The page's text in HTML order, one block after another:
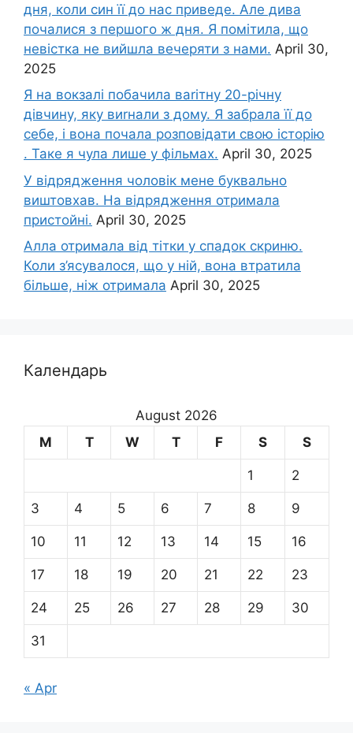
дня, коли син її до нас приведе. Але дива
почалися з першого ж дня. Я помітила, що
невістка не вийшла вечеряти з нами. April 30,
2025
Я на вокзалі побачила ваrітну 20-річну
дівчину, яку виrнали з дому. Я забрала її до
себе, і вона почала розповідати свою історію
. Таке я чула лише у фільмах. April 30, 2025
У відрядження чоловік мене буквально
виштовхав. На відрядження отримала
пристойні. April 30, 2025
Алла отримала від тітки у спадок скриню.
Коли з’ясувалося, що у ній, вона втратила
більше, ніж отримала April 30, 2025
Календарь
August 2026
M
T W T F S S
1 2
3 4 5 6 7 8 9
10 11 12 13 14 15 16
17 18 19 20 21 22 23
24 25 26 27 28 29 30
31
« Apr